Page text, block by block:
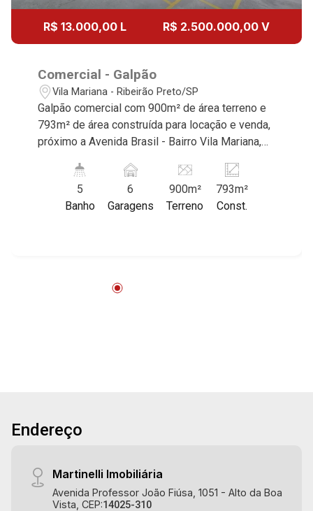
R$ 13.000,00 L R$ 2.500.000,00 V
Comercial - Galpão
Vila Mariana - Ribeirão Preto/SP
Galpão comercial com 900m² de área terreno e
793m² de área construída para locação e venda,
próximo a Avenida Brasil - Bairro Vila Mariana,
deste imóvel que a Martinelli Imobiliária
selecionou para você: - 900m² de área terreno e
793m² de área construída - 2 salas com WCs - 4
Imobiliária - excelência absoluta no mercado
prestígio da região, como: Alto da Boa Vista,
Jardim Botânico, Jardim Olhos D`Água, Vila do
Ilhas do Sul, Jardim Nova Aliança, Boulevard,
Higienópolis, Sumaré, Jardim América, Alto do
5
Banho
6
Garagens
900m²
Terreno
793m²
Const.
Endereço
Martinelli Imobiliária
Avenida Professor João Fiúsa, 1051 - Alto da Boa
Vista, CEP:14025-310